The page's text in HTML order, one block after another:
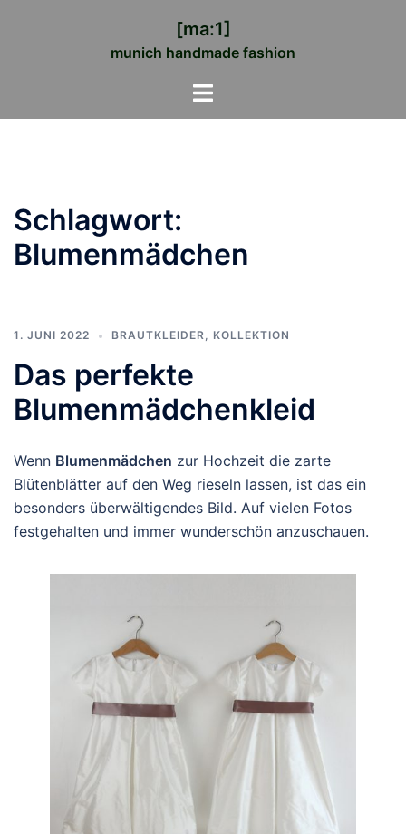
[ma:1]
munich handmade fashion
Menü
Schlagwort:
Blumenmädchen
1. JUNI 2022 BRAUTKLEIDER, KOLLEKTION
Das perfekte
Blumenmädchenkleid
Wenn Blumenmädchen zur Hochzeit die zarte
Blütenblätter auf den Weg rieseln lassen, ist das ein
besonders überwältigendes Bild. Auf vielen Fotos
festgehalten und immer wunderschön anzuschauen.